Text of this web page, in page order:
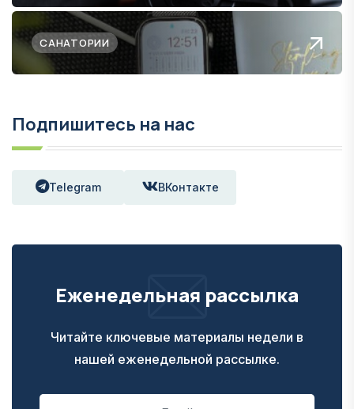
САНАТОРИИ
Подпишитесь на нас
Telegram ВКонтакте
Еженедельная рассылка
Читайте ключевые материалы недели в
нашей еженедельной рассылке.